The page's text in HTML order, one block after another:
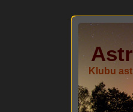
Klubu